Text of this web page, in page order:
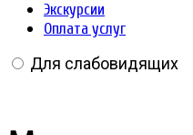
Экскурсии
Оплата услуг
Для слабовидящих